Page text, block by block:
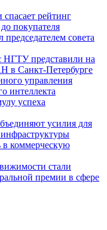
спасает рейтинг
покупателя
совета
представили на
Санкт-Петербурге
управления
интеллекта
успеха
усилия для
в коммерческую
стали
премии в сфере